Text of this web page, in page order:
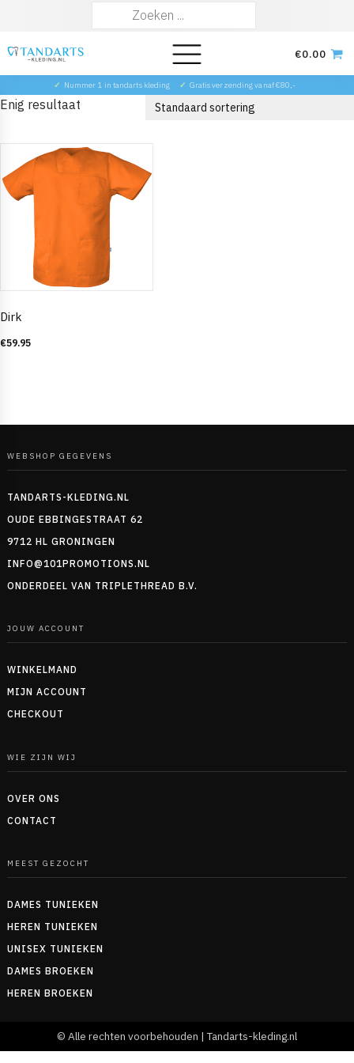
€0.00
✓ Nummer 1 in tandarts kleding ✓ Gratis verzending vanaf €80,-
Enig resultaat
Dirk
€59.95
WEBSHOP GEGEVENS
TANDARTS-KLEDING.NL
OUDE EBBINGESTRAAT 62
9712 HL GRONINGEN
INFO@101PROMOTIONS.NL
ONDERDEEL VAN TRIPLETHREAD B.V.
JOUW ACCOUNT
WINKELMAND
MIJN ACCOUNT
CHECKOUT
WIE ZIJN WIJ
OVER ONS
CONTACT
MEEST GEZOCHT
DAMES TUNIEKEN
HEREN TUNIEKEN
UNISEX TUNIEKEN
DAMES BROEKEN
HEREN BROEKEN
© Alle rechten voorbehouden | Tandarts-kleding.nl